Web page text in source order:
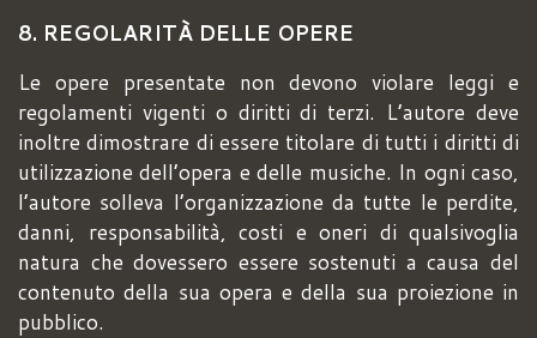
8. REGOLARITÀ DELLE OPERE
Le opere presentate non devono violare leggi e
regolamenti vigenti o diritti di terzi. L’autore deve
inoltre dimostrare di essere titolare di tutti i diritti di
utilizzazione dell’opera e delle musiche. In ogni caso,
l’autore solleva l’organizzazione da tutte le perdite,
danni, responsabilità, costi e oneri di qualsivoglia
natura che dovessero essere sostenuti a causa del
contenuto della sua opera e della sua proiezione in
pubblico.